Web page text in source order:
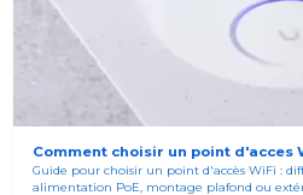
Comment choisir un point d'acces
Guide pour choisir un point d'accès WiFi :
alimentation PoE, montage plafond ou